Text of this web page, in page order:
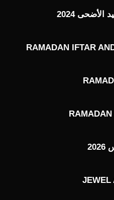
الأضحى 2024
RAMADAN IFTAR